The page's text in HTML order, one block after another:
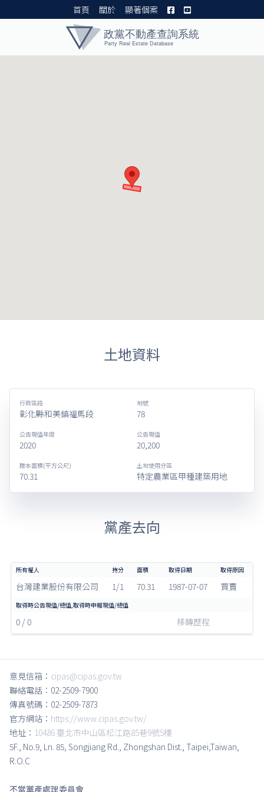
首頁 關於 顯著個案
土地資料
行政區段
彰化縣和美鎮福馬段
地號
78
公告現值年度
2020
公告現值
20,200
謄本面積(平方公尺)
70.31
土地使用分區
特定農業區甲種建築用地
黨產去向
台灣建業股份有限公司 1/1 70.31 1987-07-07 買賣
0 / 0 移轉歷程
意見信箱： cipas@cipas.gov.tw
聯絡電話：02-2509-7900
傳真號碼：02-2509-7873
官方網站： https://www.cipas.gov.tw/
地址： 10486 臺北市中山區松江路85巷9號5樓
5F., No.9, Ln. 85, Songjiang Rd., Zhongshan Dist., Taipei,Taiwan,
R.O.C
不當黨產處理委員會